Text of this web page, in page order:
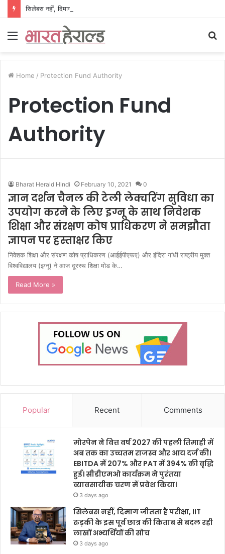
Menu
Home / Protection Fund Authority
Protection Fund
Authority
Bharat Herald Hindi February 10, 2021 0
ज्ञान दर्शन चैनल की टेली लेक्चरिंग सुविधा का
उपयोग करने के लिए इग्नू के साथ निवेशक
शिक्षा और संरक्षण कोष प्राधिकरण ने समझौता
ज्ञापन पर हस्ताक्षर किए
निवेशक शिक्षा और संरक्षण कोष प्राधिकरण (आईईपीएफए) और इंदिरा गांधी राष्ट्रीय मुक्त
विश्वविद्यालय (इग्नू) ने आज दूरस्थ शिक्षा मोड के…
Read More »
Popular Recent Comments
मोरपेन ने वित्त वर्ष 2027 की पहली तिमाही में
अब तक का उच्चतम राजस्व और आय दर्ज की।
EBITDA में 207% और PAT में 394% की वृद्धि
हुई। सीडीएमओ कार्यक्रम ने पुरंतया
व्यावसायीक चरण में प्रवेश किया।
3 days ago
सिलेबस नहीं, दिमाग जीतता है परीक्षा, IIT
रुड़की के इस पूर्व छात्र की किताब से बदल रही
लाखों अभ्यर्थियों की सोच
3 days ago